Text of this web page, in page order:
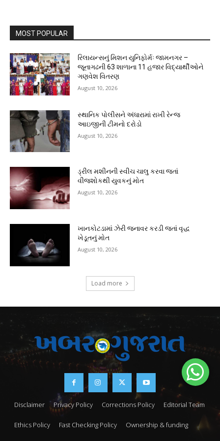
MOST POPULAR
રિલાયન્સનું મિશન યુનિફોર્મઃ જામનગર –
જૂનાગઢની 63 શાળાના 11 હજાર વિદ્યાર્થીઓને
ગણવેશ વિતરણ
August 10, 2026
સ્થાનિક પોલીસને અંધારામાં રાખી રેન્જ
આઇજીની ટીમનો દરોડો
August 10, 2026
ડ્રીલ મશીનની સ્વીચ ચાલુ કરવા જતાં
વીજશોકથી યુવકનું મોત
August 10, 2026
ખાનકોટડામાં ઝેરી જનાવર કરડી જતાં વૃદ્ધ
ખેડૂતનું મોત
August 10, 2026
Load more
Disclaimer Privacy Policy Corrections Policy Editorial Team
Ethics Policy Fast Checking Policy Ownership & funding